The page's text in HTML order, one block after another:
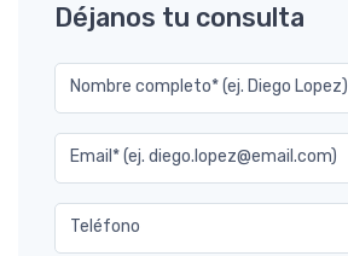
Déjanos tu consulta
Nombre completo* (ej. Diego Lopez)
Email* (ej. diego.lopez@email.com)
Teléfono